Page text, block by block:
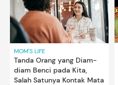
MOM'S LIFE
Tanda Orang yang Diam-
diam Benci pada Kita,
Salah Satunya Kontak Mata